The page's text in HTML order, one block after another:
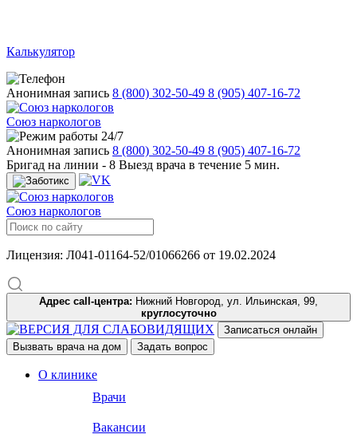
Калькулятор
Анонимная запись 8 (800) 302-50-49 8 (905) 407-16-72
Союз наркологов
24/7
Анонимная запись 8 (800) 302-50-49 8 (905) 407-16-72
Бригад на линии - 8 Выезд врача в течение 5 мин.
Союз наркологов
Лицензия: Л041-01164-52/01066266 от 19.02.2024
Адрес call-центра:
Нижний Новгород, ул. Ильинская, 99,
круглосуточно
Записаться онлайн
Вызвать врача на дом
Задать вопрос
О клинике
Врачи
Вакансии